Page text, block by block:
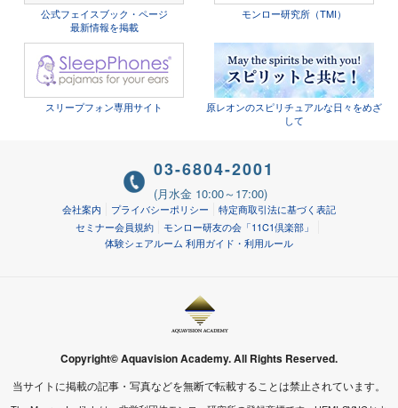
公式フェイスブック・ページ
最新情報を掲載
モンロー研究所（TMI）
スリープフォン専用サイト
原レオンのスピリチュアルな日々をめざ
して
会社案内 プライバシーポリシー
特定商取引法に基づく表記
セミナー会員規約
モンロー研友の会「11C1倶楽部」
体験シェアルーム 利用ガイド・利用ルール
03-6804-2001
(月水金 10:00～17:00)
Copyright© Aquavision Academy. All Rights Reserved.
当サイトに掲載の記事・写真などを無断で転載することは禁止されています。